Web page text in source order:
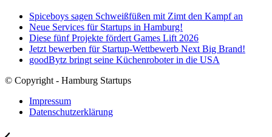
Spiceboys sagen Schweißfüßen mit Zimt den Kampf an
Neue Services für Startups in Hamburg!
Diese fünf Projekte fördert Games Lift 2026
Jetzt bewerben für Startup-Wettbewerb Next Big Brand!
goodBytz bringt seine Küchenroboter in die USA
© Copyright - Hamburg Startups
Impressum
Datenschutzerklärung